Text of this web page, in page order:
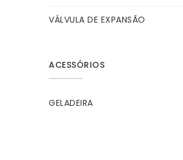
VÁLVULA DE EXPANSÃO
ACESSÓRIOS
GELADEIRA